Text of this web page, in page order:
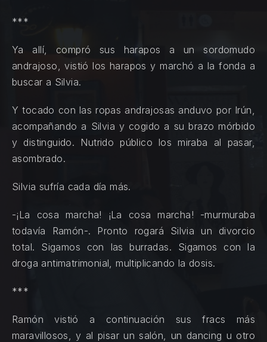
***
Ya allí, compró sus harapos a un sordomudo
andrajoso, vistió los harapos y marchó a la fonda a
buscar a Silvia.
Y tocado con las ropas andrajosas anduvo por Irún,
acompañando a Silvia y cogido a su brazo mórbido
y distinguido. Nutrido público los miraba al pasar,
asombrado.
Silvia sufría cada día más.
-¡La cosa marcha! ¡La cosa marcha! -murmuraba
todavía Ramón-. Pronto rogará Silvia un divorcio
total. Sigamos con las burradas. Sigamos con la
droga antimatrimonial, multiplicando la dosis.
***
Ramón vistió a continuación sus fracs más
maravillosos, y al pisar un salón, un dancing u otro
PREVIOUS